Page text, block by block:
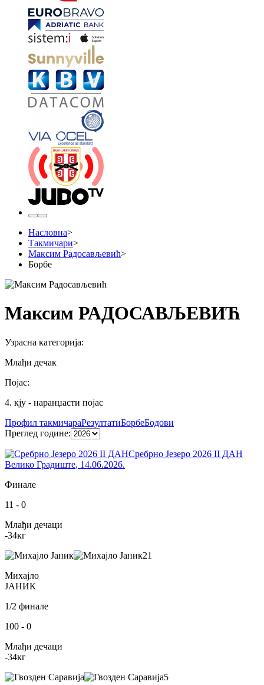
Насловна>
Такмичари>
Максим Радосављевић>
Борбе
Максим РАДОСАВЉЕВИЋ
Узрасна категорија:
Млађи дечак
Појас:
4. кју - наранџасти појас
Профил такмичараРезултатиБорбеБодови
Преглед године:
Сребрно Језеро 2026 II ДАН
Велико Градиште, 14.06.2026.
Финале
11 - 0
Млађи дечаци
-34кг
21
Михајло
ЈАНИК
1/2 финале
100 - 0
Млађи дечаци
-34кг
5